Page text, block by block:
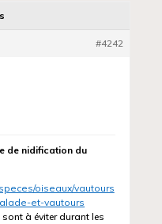
#4242
de nidification du
oiseaux/vautours
et-vautours
à éviter durant les